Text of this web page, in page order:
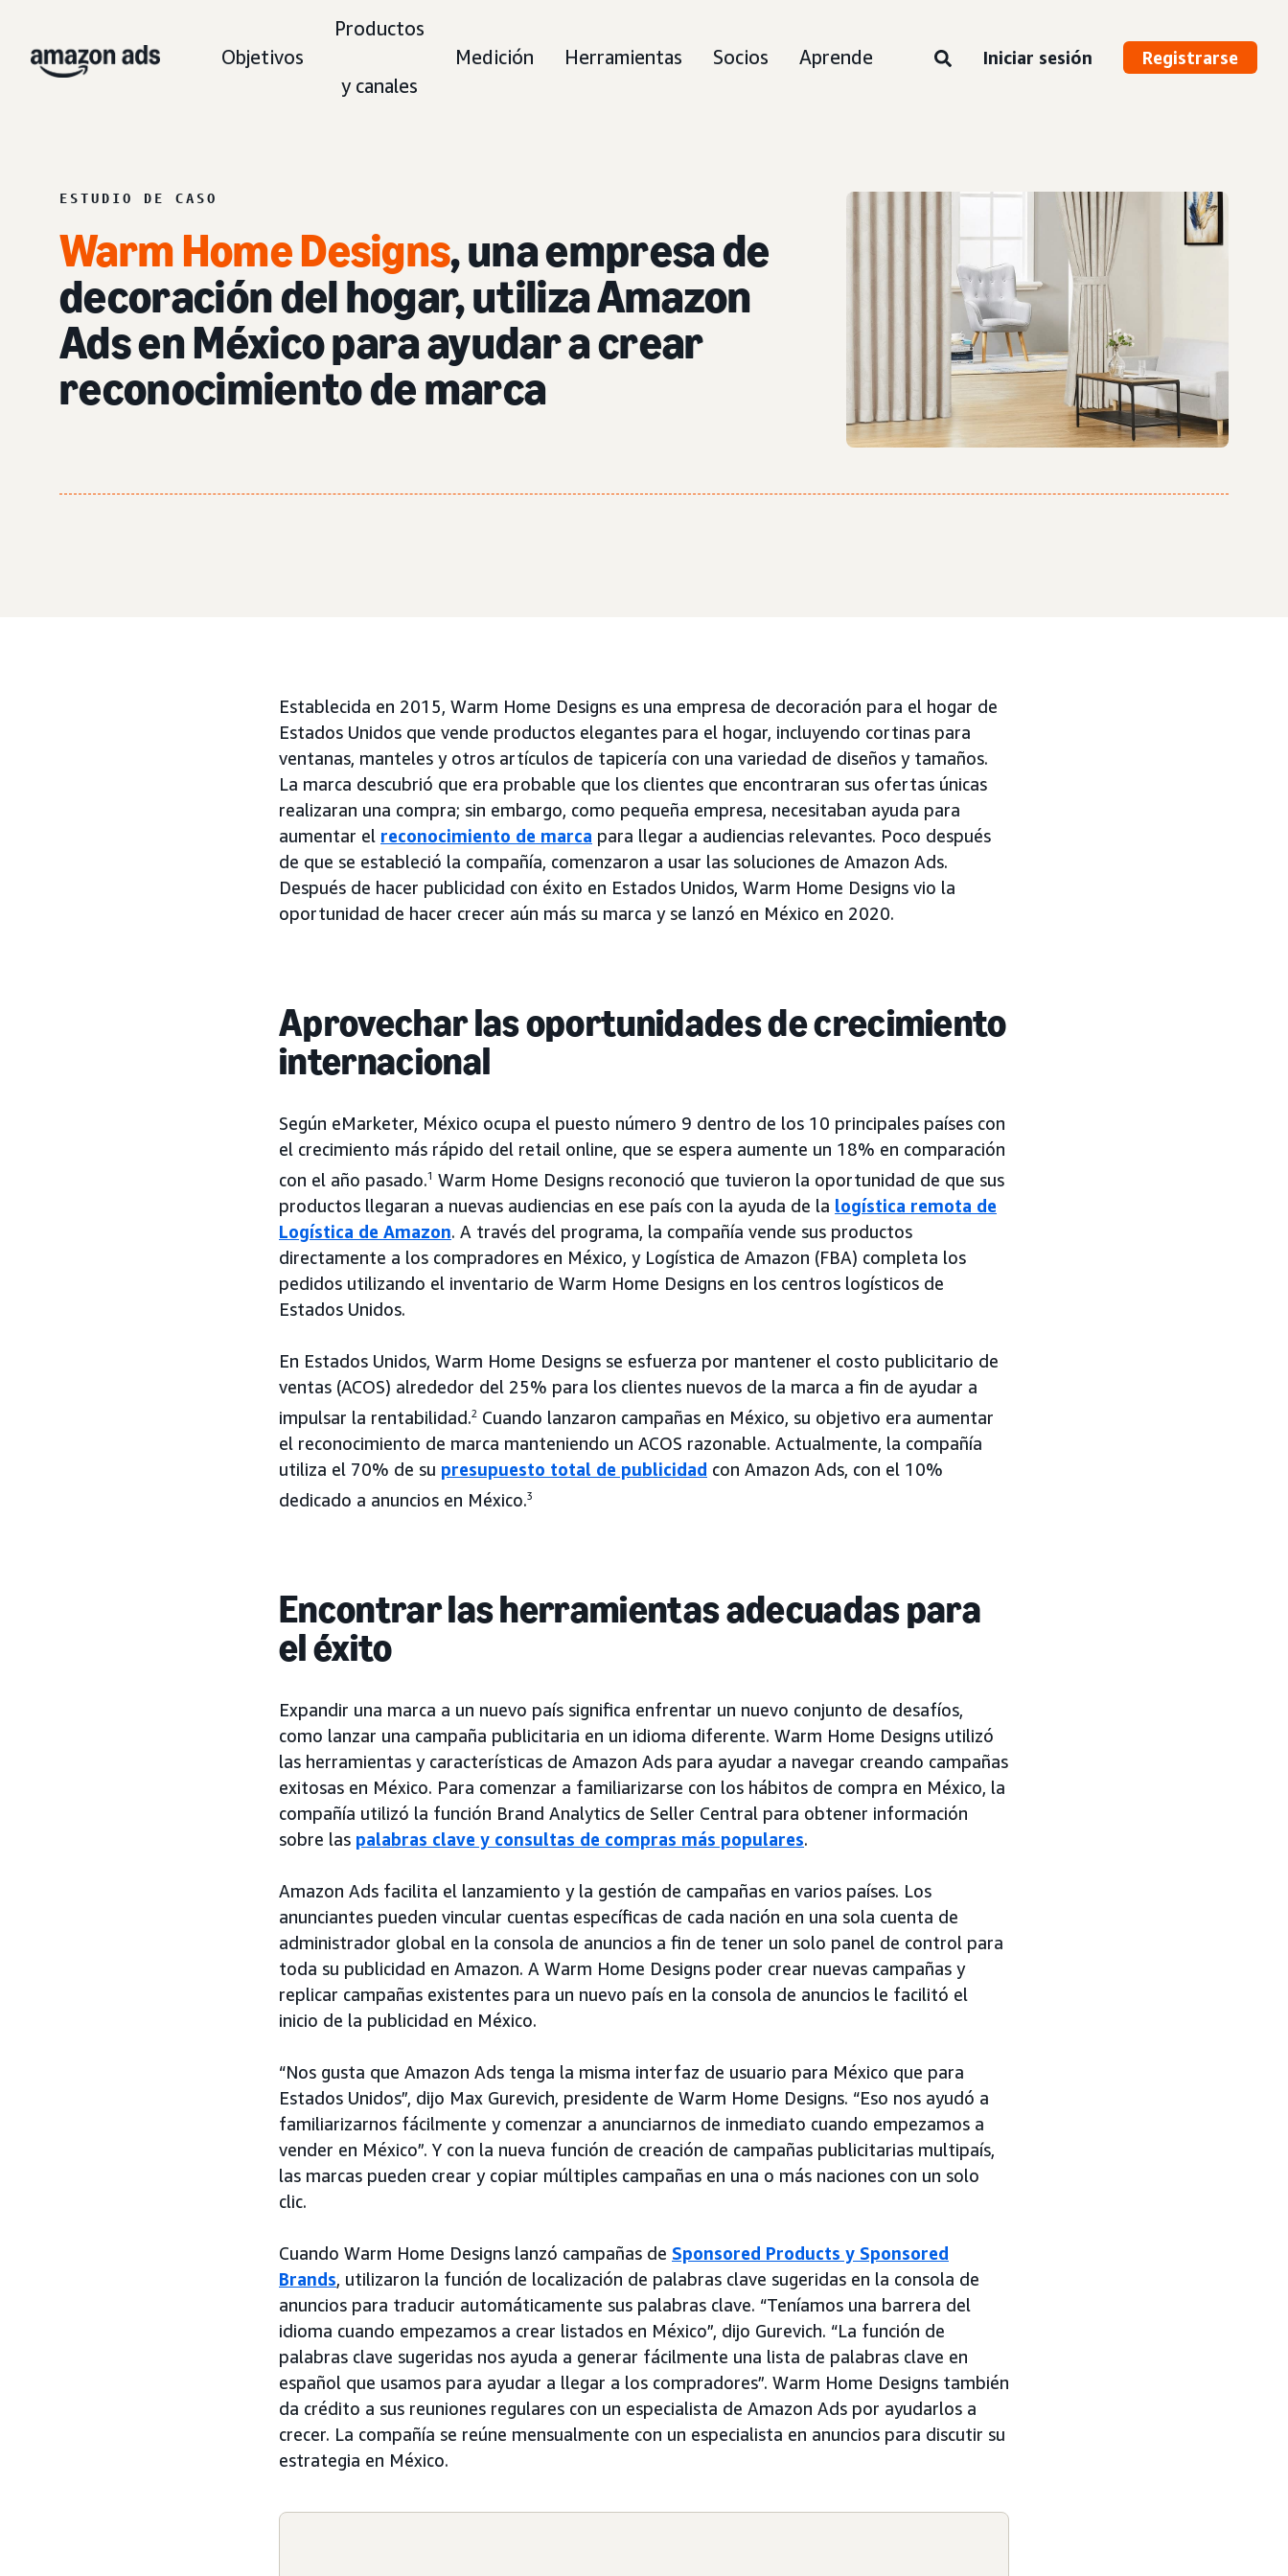
Objetivos
Productos
y canales
Medición Herramientas Socios Aprende Iniciar sesión Registrarse
ESTUDIO DE CASO
Warm Home Designs, una empresa de
decoración del hogar, utiliza Amazon
Ads en México para ayudar a crear
reconocimiento de marca
Establecida en 2015, Warm Home Designs es una empresa de decoración para el hogar de
Estados Unidos que vende productos elegantes para el hogar, incluyendo cortinas para
ventanas, manteles y otros artículos de tapicería con una variedad de diseños y tamaños.
La marca descubrió que era probable que los clientes que encontraran sus ofertas únicas
realizaran una compra; sin embargo, como pequeña empresa, necesitaban ayuda para
aumentar el reconocimiento de marca para llegar a audiencias relevantes. Poco después
de que se estableció la compañía, comenzaron a usar las soluciones de Amazon Ads.
Después de hacer publicidad con éxito en Estados Unidos, Warm Home Designs vio la
oportunidad de hacer crecer aún más su marca y se lanzó en México en 2020.
Aprovechar las oportunidades de crecimiento
internacional
Según eMarketer, México ocupa el puesto número 9 dentro de los 10 principales países con
el crecimiento más rápido del retail online, que se espera aumente un 18% en comparación
con el año pasado.1 Warm Home Designs reconoció que tuvieron la oportunidad de que sus
productos llegaran a nuevas audiencias en ese país con la ayuda de la logística remota de
Logística de Amazon. A través del programa, la compañía vende sus productos
directamente a los compradores en México, y Logística de Amazon (FBA) completa los
pedidos utilizando el inventario de Warm Home Designs en los centros logísticos de
Estados Unidos.
En Estados Unidos, Warm Home Designs se esfuerza por mantener el costo publicitario de
ventas (ACOS) alrededor del 25% para los clientes nuevos de la marca a fin de ayudar a
impulsar la rentabilidad.2 Cuando lanzaron campañas en México, su objetivo era aumentar
el reconocimiento de marca manteniendo un ACOS razonable. Actualmente, la compañía
utiliza el 70% de su presupuesto total de publicidad con Amazon Ads, con el 10%
dedicado a anuncios en México.3
Encontrar las herramientas adecuadas para
el éxito
Expandir una marca a un nuevo país significa enfrentar un nuevo conjunto de desafíos,
como lanzar una campaña publicitaria en un idioma diferente. Warm Home Designs utilizó
las herramientas y características de Amazon Ads para ayudar a navegar creando campañas
exitosas en México. Para comenzar a familiarizarse con los hábitos de compra en México, la
compañía utilizó la función Brand Analytics de Seller Central para obtener información
sobre las palabras clave y consultas de compras más populares.
Amazon Ads facilita el lanzamiento y la gestión de campañas en varios países. Los
anunciantes pueden vincular cuentas específicas de cada nación en una sola cuenta de
administrador global en la consola de anuncios a fin de tener un solo panel de control para
toda su publicidad en Amazon. A Warm Home Designs poder crear nuevas campañas y
replicar campañas existentes para un nuevo país en la consola de anuncios le facilitó el
inicio de la publicidad en México.
“Nos gusta que Amazon Ads tenga la misma interfaz de usuario para México que para
Estados Unidos”, dijo Max Gurevich, presidente de Warm Home Designs. “Eso nos ayudó a
familiarizarnos fácilmente y comenzar a anunciarnos de inmediato cuando empezamos a
vender en México”. Y con la nueva función de creación de campañas publicitarias multipaís,
las marcas pueden crear y copiar múltiples campañas en una o más naciones con un solo
clic.
Cuando Warm Home Designs lanzó campañas de Sponsored Products y Sponsored
Brands, utilizaron la función de localización de palabras clave sugeridas en la consola de
anuncios para traducir automáticamente sus palabras clave. “Teníamos una barrera del
idioma cuando empezamos a crear listados en México”, dijo Gurevich. “La función de
palabras clave sugeridas nos ayuda a generar fácilmente una lista de palabras clave en
español que usamos para ayudar a llegar a los compradores”. Warm Home Designs también
da crédito a sus reuniones regulares con un especialista de Amazon Ads por ayudarlos a
crecer. La compañía se reúne mensualmente con un especialista en anuncios para discutir su
estrategia en México.